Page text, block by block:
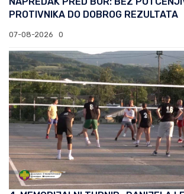
PROTIVNIKA DO DOBROG REZULTATA
07-08-2026 0